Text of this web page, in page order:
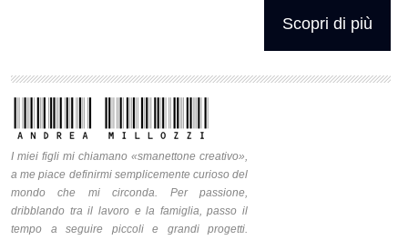
Scopri di più
I miei figli mi chiamano «smanettone creativo»,
a me piace definirmi semplicemente curioso del
mondo che mi circonda. Per passione,
dribblando tra il lavoro e la famiglia, passo il
tempo a seguire piccoli e grandi progetti.